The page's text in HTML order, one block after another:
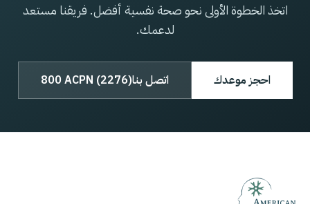
اتخذ الخطوة الأولى نحو صحة نفسية أفضل. فريقنا مستعد
لدعمك.
احجز موعدك اتصل بنا800 ACPN (2276)